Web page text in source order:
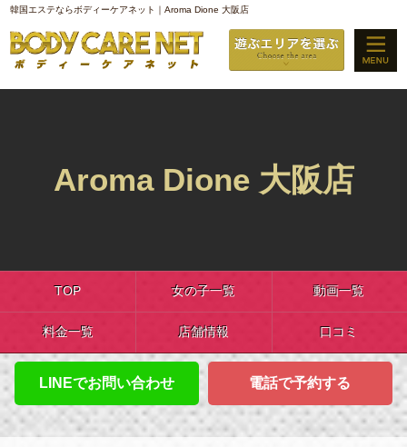
韓国エステならボディーケアネット｜Aroma Dione 大阪店
Aroma Dione 大阪店
TOP 女の子一覧 動画一覧
料金一覧 店舗情報 口コミ
LINEでお問い合わせ 電話で予約する